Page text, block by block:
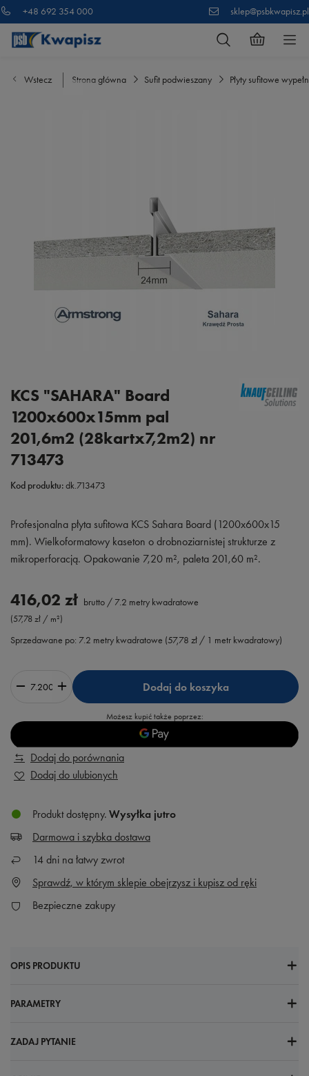
+48 692 354 000 sklep@psbkwapisz.pl
Wstecz Strona główna Sufit podwieszany Płyty sufitowe
KCS "SAHARA" Board
1200x600x15mm pal
201,6m2 (28kartx7,2m2) nr
713473
Kod produktu:dk.713473
Profesjonalna płyta sufitowa KCS Sahara Board (1200x600x15
mm). Wielkoformatowy kaseton o drobnoziarnistej strukturze z
mikroperforacją. Opakowanie 7,20 m², paleta 201,60 m².
416,02 zł brutto / 7.2 metry kwadratowe
(57,78 zł / m²)
Sprzedawane po: 7.2 metry kwadratowe (57,78 zł / 1 metr kwadratowy)
Dodaj do koszyka
Możesz kupić także poprzez:
Dodaj do porównania
Dodaj do ulubionych
Produkt dostępny Wysyłka jutro
Darmowa i szybka dostawa
14 dni na łatwy zwrot
Sprawdź, w którym sklepie obejrzysz i kupisz od ręki
Bezpieczne zakupy
OPIS PRODUKTU
PARAMETRY
ZADAJ PYTANIE